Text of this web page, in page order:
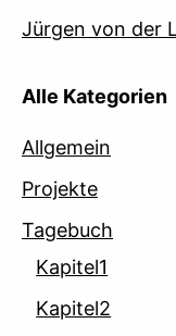
Jürgen von der
Alle Kategorien
Allgemein
Projekte
Tagebuch
Kapitel1
Kapitel2